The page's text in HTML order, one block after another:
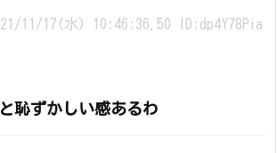
11/17(水) 10:46:36.50 ID:dp4Y78Pia
恥ずかしい感あるわ